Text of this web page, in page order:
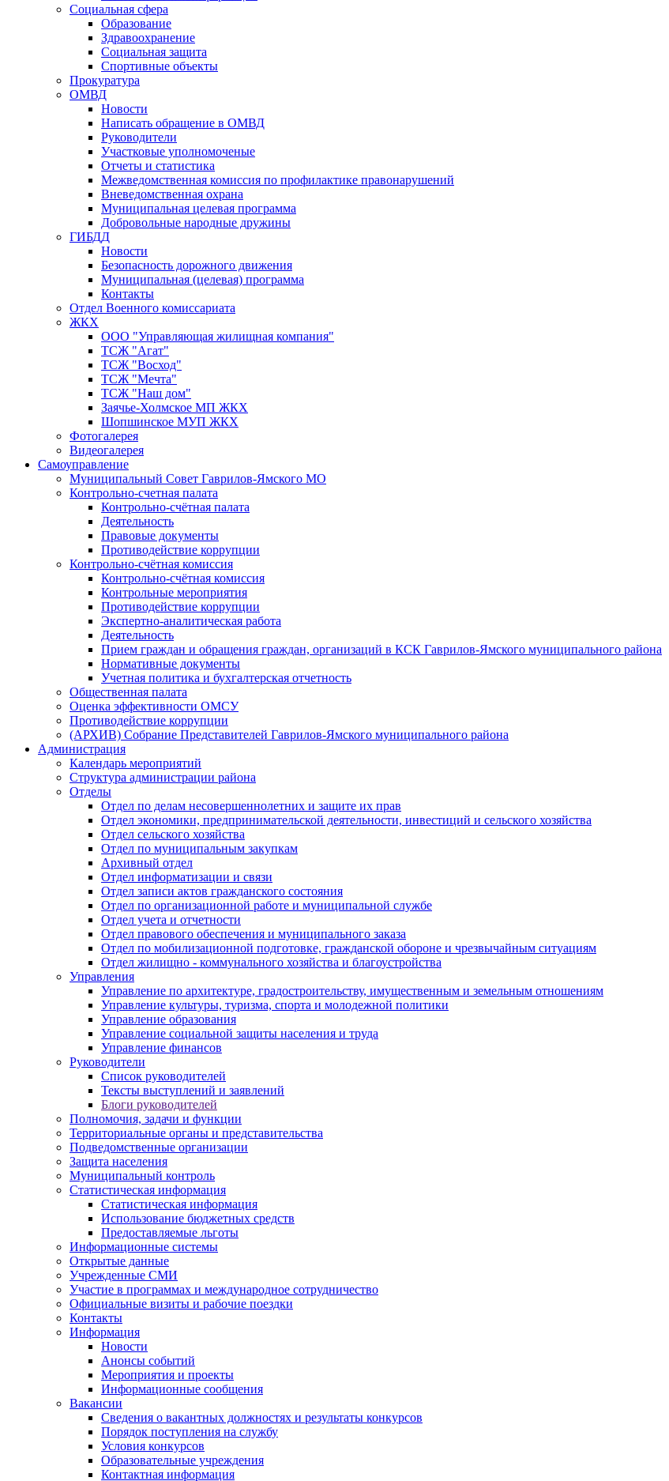
Социальная сфера
Образование
Здравоохранение
Социальная защита
Спортивные объекты
Прокуратура
ОМВД
Новости
Написать обращение в ОМВД
Руководители
Участковые уполномоченые
Отчеты и статистика
Межведомственная комиссия по профилактике правонарушений
Вневедомственная охрана
Муниципальная целевая программа
Добровольные народные дружины
ГИБДД
Новости
Безопасность дорожного движения
Муниципальная (целевая) программа
Контакты
Отдел Военного комиссариата
ЖКХ
ООО "Управляющая жилищная компания"
ТСЖ "Агат"
ТСЖ "Восход"
ТСЖ "Мечта"
ТСЖ "Наш дом"
Заячье-Холмское МП ЖКХ
Шопшинское МУП ЖКХ
Фотогалерея
Видеогалерея
Самоуправление
Муниципальный Совет Гаврилов-Ямского МО
Контрольно-счетная палата
Контрольно-счётная палата
Деятельность
Правовые документы
Противодействие коррупции
Контрольно-счётная комиссия
Контрольно-счётная комиссия
Контрольные мероприятия
Противодействие коррупции
Экспертно-аналитическая работа
Деятельность
Прием граждан и обращения граждан, организаций в КСК Гаврилов-Ямского муниципального района
Нормативные документы
Учетная политика и бухгалтерская отчетность
Общественная палата
Оценка эффективности ОМСУ
Противодействие коррупции
(АРХИВ) Собрание Представителей Гаврилов-Ямского муниципального района
Администрация
Календарь мероприятий
Структура администрации района
Отделы
Отдел по делам несовершеннолетних и защите их прав
Отдел экономики, предпринимательской деятельности, инвестиций и сельского хозяйства
Отдел сельского хозяйства
Отдел по муниципальным закупкам
Архивный отдел
Отдел информатизации и связи
Отдел записи актов гражданского состояния
Отдел по организационной работе и муниципальной службе
Отдел учета и отчетности
Отдел правового обеспечения и муниципального заказа
Отдел по мобилизационной подготовке, гражданской обороне и чрезвычайным ситуациям
Отдел жилищно - коммунального хозяйства и благоустройства
Управления
Управление по архитектуре, градостроительству, имущественным и земельным отношениям
Управление культуры, туризма, спорта и молодежной политики
Управление образования
Управление социальной защиты населения и труда
Управление финансов
Руководители
Список руководителей
Тексты выступлений и заявлений
Блоги руководителей
Полномочия, задачи и функции
Территориальные органы и представительства
Подведомственные организации
Защита населения
Муниципальный контроль
Статистическая информация
Статистическая информация
Использование бюджетных средств
Предоставляемые льготы
Информационные системы
Открытые данные
Учрежденные СМИ
Участие в программах и международное сотрудничество
Официальные визиты и рабочие поездки
Контакты
Информация
Новости
Анонсы событий
Мероприятия и проекты
Информационные сообщения
Вакансии
Сведения о вакантных должностях и результаты конкурсов
Порядок поступления на службу
Условия конкурсов
Образовательные учреждения
Контактная информация